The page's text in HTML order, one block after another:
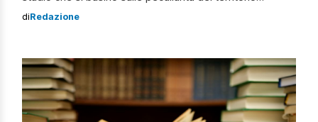
trapanese: è l’intento di Francesco Torre, professore
Incontrando amministratori e commissioni […]
diRedazione